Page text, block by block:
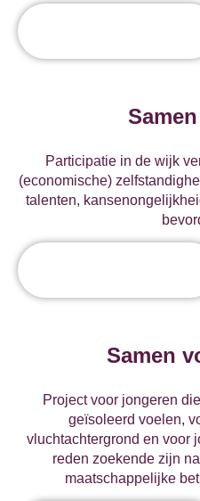
Participatie in de wijk
(economische)
talenten,
Samen
Project voor jongeren
geïsoleerd voelen,
vluchtachtergrond en voor
reden zoekende zijn
maatschappelijke